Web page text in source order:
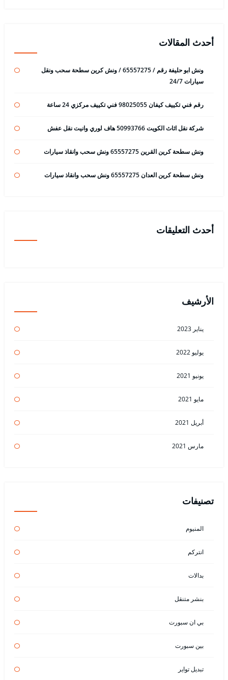
أحدث المقالات
ونش ابو حليفة رقم / 65557275 / ونش كرين سطحة سحب ونقل
سيارات 24/7
رقم فني تكييف كيفان 98025055 فني تكييف مركزي 24 ساعة
شركة نقل اثاث الكويت 50993766 هاف لوري وانيت نقل عفش
ونش سطحة كرين القرين 65557275 ونش سحب وانقاذ سيارات
ونش سطحة كرين العدان 65557275 ونش سحب وانقاذ سيارات
أحدث التعليقات
الأرشيف
يناير 2023
يوليو 2022
يونيو 2021
مايو 2021
أبريل 2021
مارس 2021
تصنيفات
المنيوم
انتركم
بدالات
بنشر متنقل
بي ان سبورت
بين سبورت
تبديل تواير